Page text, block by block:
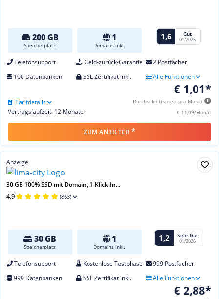
200 GB
Speicherplatz
1
Domains inkl.
1,6 Gut
01/2026
Telefonsupport Geld-zurück-Garantie
2 Postfächer
100 Datenbanken
SSL Zertifikat inkl. Alle Funktionen
€ 1,01*
Durchschnittspreis pro Monat
€ 11,09/Monat
Vertragslaufzeit: 12 Monate
Tarifdetails
ZUM ANBIETER *
Anzeige
30 GB 100% SSD mit Domain, 1-Klick-In...
4,9 (863)
30 GB
Speicherplatz
1
Domains inkl.
1,2 Sehr Gut
01/2026
Telefonsupport Kostenlose Testphase
999 Postfächer
999 Datenbanken
SSL Zertifikat inkl. Alle Funktionen
€ 2,88*